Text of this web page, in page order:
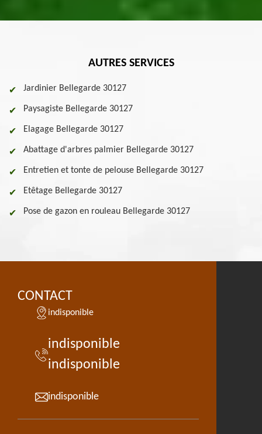
AUTRES SERVICES
Jardinier Bellegarde 30127
Paysagiste Bellegarde 30127
Elagage Bellegarde 30127
Abattage d'arbres palmier Bellegarde 30127
Entretien et tonte de pelouse Bellegarde 30127
Etêtage Bellegarde 30127
Pose de gazon en rouleau Bellegarde 30127
CONTACT
indisponible
indisponible
indisponible
indisponible